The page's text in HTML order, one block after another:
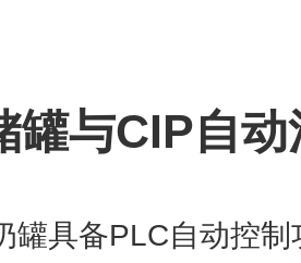
罐与CIP自
罐具备PLC自动控